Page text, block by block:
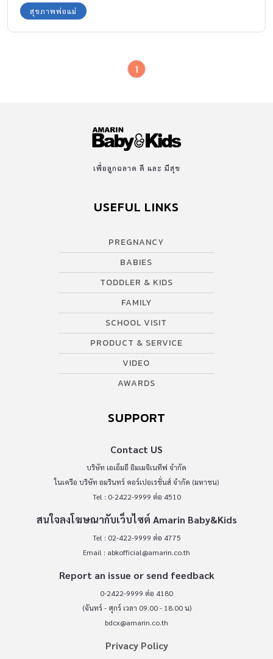
เรื้อรังสุขภาพพ่อแม่
1
เพื่อลูกฉลาด ดี และ มีสุข
USEFUL LINKS
PREGNANCY
BABIES
TODDLER & KIDS
FAMILY
SCHOOL VISIT
PRODUCT & SERVICE
VIDEO
AWARDS
SUPPORT
Contact US
บริษัท เอเอ็มอี อิมเมจิเนทีฟ จำกัด
ในเครือ บริษัท อมรินทร์ คอร์เปอเรชั่นส์ จำกัด (มหาชน)
Tel : 0-2422-9999 ต่อ 4510
สนใจลงโฆษณากับเว็บไซต์ Amarin Baby&Kids
Tel : 02-422-9999 ต่อ 4775
Email : abkofficial@amarin.co.th
Report an issue or send feedback
0-2422-9999 ต่อ 4180
(จันทร์ - ศุกร์ เวลา 09.00 - 18.00 น)
bdcx@amarin.co.th
Privacy Policy